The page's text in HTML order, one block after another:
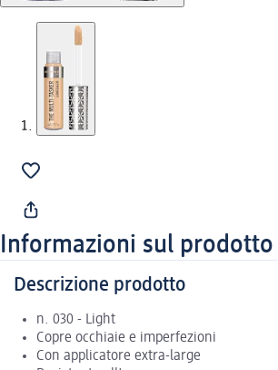
Informazioni sul prodotto
Descrizione prodotto
n. 030 - Light
Copre occhiaie e imperfezioni
Con applicatore extra-large